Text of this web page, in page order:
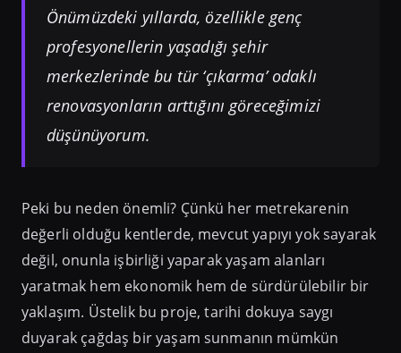
Önümüzdeki yıllarda, özellikle genç
profesyonellerin yaşadığı şehir
merkezlerinde bu tür ‘çıkarma’ odaklı
renovasyonların arttığını göreceğimizi
düşünüyorum.
Peki bu neden önemli? Çünkü her metrekarenin
değerli olduğu kentlerde, mevcut yapıyı yok sayarak
değil, onunla işbirliği yaparak yaşam alanları
yaratmak hem ekonomik hem de sürdürülebilir bir
yaklaşım. Üstelik bu proje, tarihi dokuya saygı
duyarak çağdaş bir yaşam sunmanın mümkün